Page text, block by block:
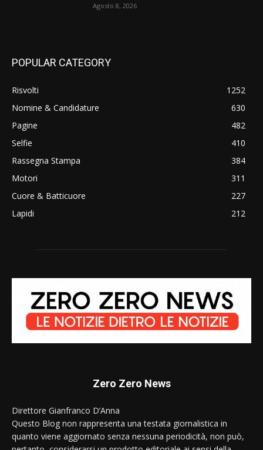
Agosto 8, 2026
POPULAR CATEGORY
Risvolti
1252
Nomine & Candidature
630
Pagine
482
Selfie
410
Rassegna Stampa
384
Motori
311
Cuore & Batticuore
227
Lapidi
212
Zero Zero News
Direttore Gianfranco D’Anna
Questo Blog non rappresenta una testata giornalistica in
quanto viene aggiornato senza nessuna periodicità, non può,